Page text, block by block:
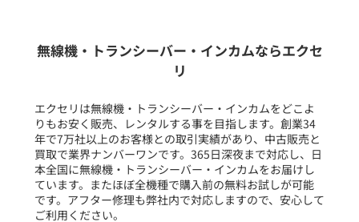
フリーワード入力(製品名等)
選択条件をリセット
無線機・トランシーバー・インカムならエクセ
リ
エクセリは無線機・トランシーバー・インカムをどこよ
りもお安く販売、レンタルする事を目指します。創業34
年で7万社以上のお客様との取引実績があり、中古販売と
買取で業界ナンバーワンです。365日深夜まで対応し、日
本全国に無線機・トランシーバー・インカムをお届けし
ています。またほぼ全機種で購入前の無料お試しが可能
です。アフター修理も弊社内で対応しますので、安心して
ご利用ください。